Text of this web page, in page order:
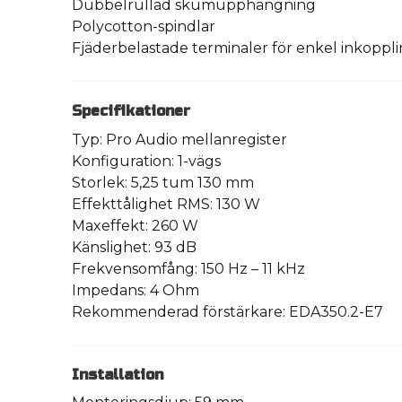
Dubbelrullad skumupphängning
Polycotton-spindlar
Fjäderbelastade terminaler för enkel
Specifikationer
Typ: Pro Audio mellanregister
Konfiguration: 1-vägs
Storlek: 5,25 tum 130 mm
Effekttålighet RMS: 130 W
Maxeffekt: 260 W
Känslighet: 93 dB
Frekvensomfång: 150 Hz – 11 kHz
Impedans: 4 Ohm
Rekommenderad förstärkare: EDA350.2-E7
Installation